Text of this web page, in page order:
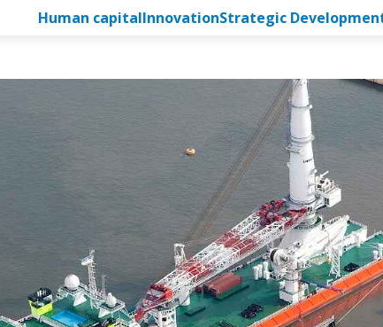
Human capitalInnovationStrategic